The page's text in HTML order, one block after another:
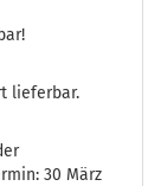
lieferbar.
30 März